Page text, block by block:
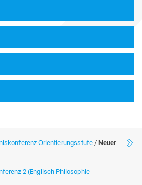
Orientierungsstufe / Neuer
2 (Englisch Philosophie